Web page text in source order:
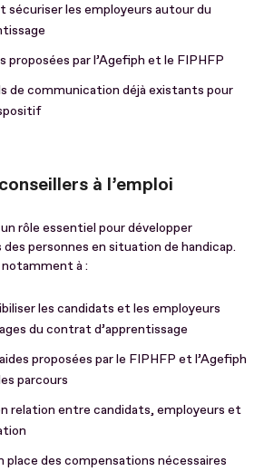
sécuriser les employeurs autour du
proposées par l’Agefiph et le FIPHFP
de communication déjà existants pour
à l’emploi
rôle essentiel pour développer
des personnes en situation de handicap.
à :
les candidats et les employeurs
du contrat d’apprentissage
proposées par le FIPHFP et l’Agefiph
parcours
relation entre candidats, employeurs et
place des compensations nécessaires